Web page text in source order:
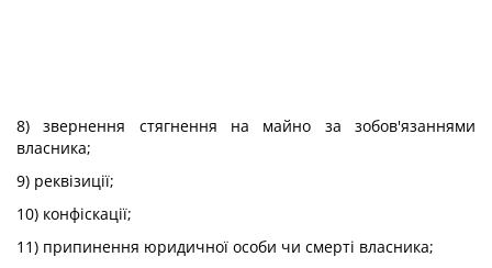
8) звернення стягнення на майно за зобов'язаннями
власника;
9) реквізиції;
10) конфіскації;
11) припинення юридичної особи чи смерті власника;